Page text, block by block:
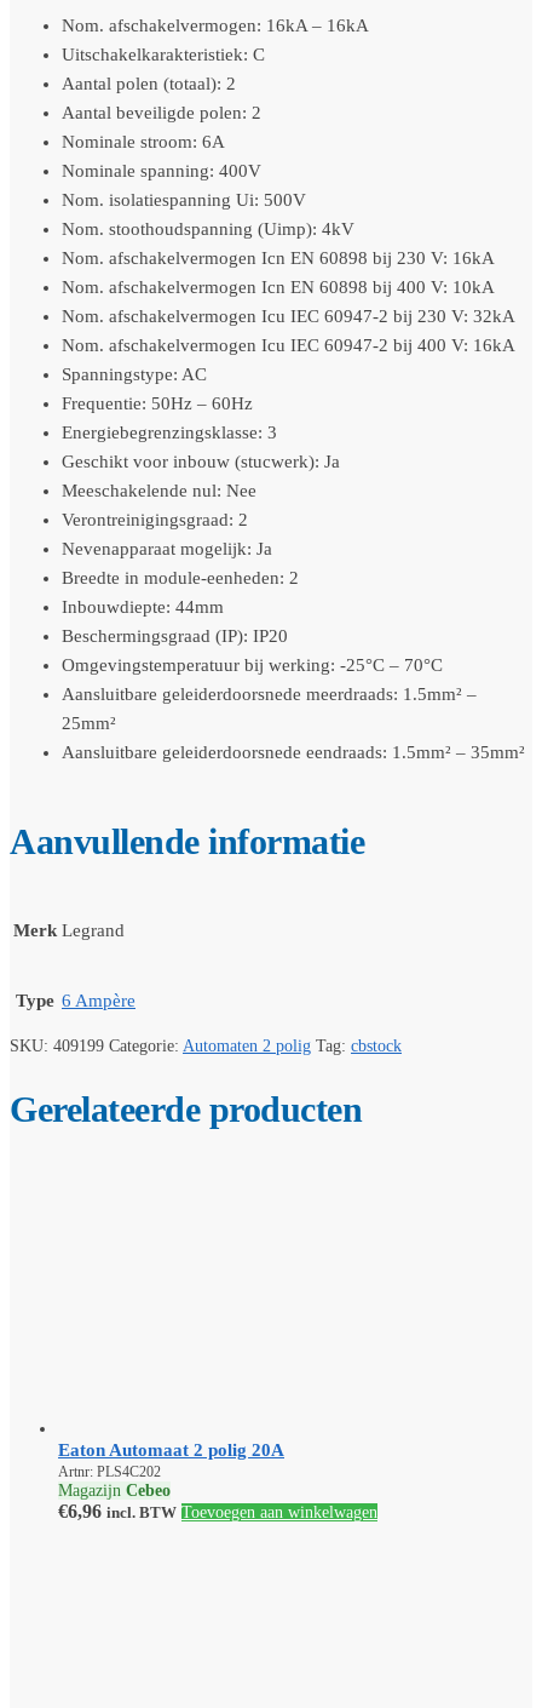
Nom. afschakelvermogen: 16kA – 16kA
Uitschakelkarakteristiek: C
Aantal polen (totaal): 2
Aantal beveiligde polen: 2
Nominale stroom: 6A
Nominale spanning: 400V
Nom. isolatiespanning Ui: 500V
Nom. stoothoudspanning (Uimp): 4kV
Nom. afschakelvermogen Icn EN 60898 bij 230 V: 16kA
Nom. afschakelvermogen Icn EN 60898 bij 400 V: 10kA
Nom. afschakelvermogen Icu IEC 60947-2 bij 230 V: 32kA
Nom. afschakelvermogen Icu IEC 60947-2 bij 400 V: 16kA
Spanningstype: AC
Frequentie: 50Hz – 60Hz
Energiebegrenzingsklasse: 3
Geschikt voor inbouw (stucwerk): Ja
Meeschakelende nul: Nee
Verontreinigingsgraad: 2
Nevenapparaat mogelijk: Ja
Breedte in module-eenheden: 2
Inbouwdiepte: 44mm
Beschermingsgraad (IP): IP20
Omgevingstemperatuur bij werking: -25°C – 70°C
Aansluitbare geleiderdoorsnede meerdraads: 1.5mm² –
25mm²
Aansluitbare geleiderdoorsnede eendraads: 1.5mm² – 35mm²
Aanvullende informatie
Merk Legrand
Type 6 Ampère
SKU: 409199 Categorie: Automaten 2 polig Tag: cbstock
Gerelateerde producten
Eaton Automaat 2 polig 20A
Artnr: PLS4C202
Magazijn Cebeo
€6,96 incl. BTW Toevoegen aan winkelwagen